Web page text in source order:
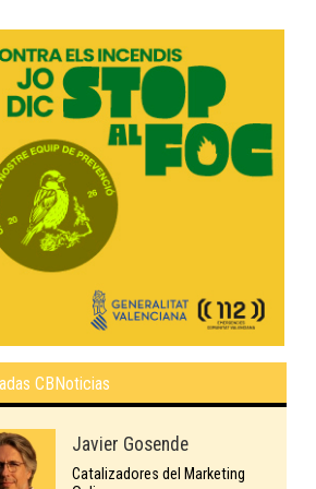
CBNoticias
Javier Gosende
Catalizadores del Marketing